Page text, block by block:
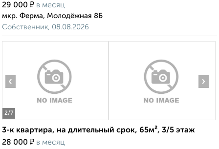
29 000 ₽ в месяц
мкр. Ферма, Молодёжная 8Б
Собственник, 08.08.2026
2/7
‹ ›
3-к квартира, на длительный срок, 65м², 3/5 этаж
28 000 ₽ в месяц